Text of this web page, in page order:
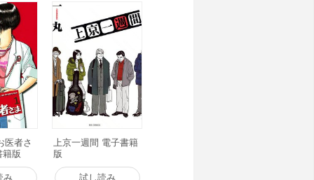
医者さ
籍版
み
上京一週間 電子書籍
版
試し読み